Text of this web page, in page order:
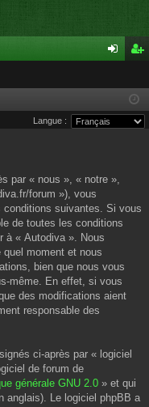
cri
pti
Langue :
par « nous », « notre »,
forum »), vous
conditions suivantes. Si vous
de toutes les conditions
à « Autodiva ». Nous
quel moment et nous
bien que nous vous
même. En effet, si vous
des modifications aient
responsable des
ci-après par « logiciel
de forum de
générale GNU 2.0 » et qui
anglais). Le logiciel phpBB a